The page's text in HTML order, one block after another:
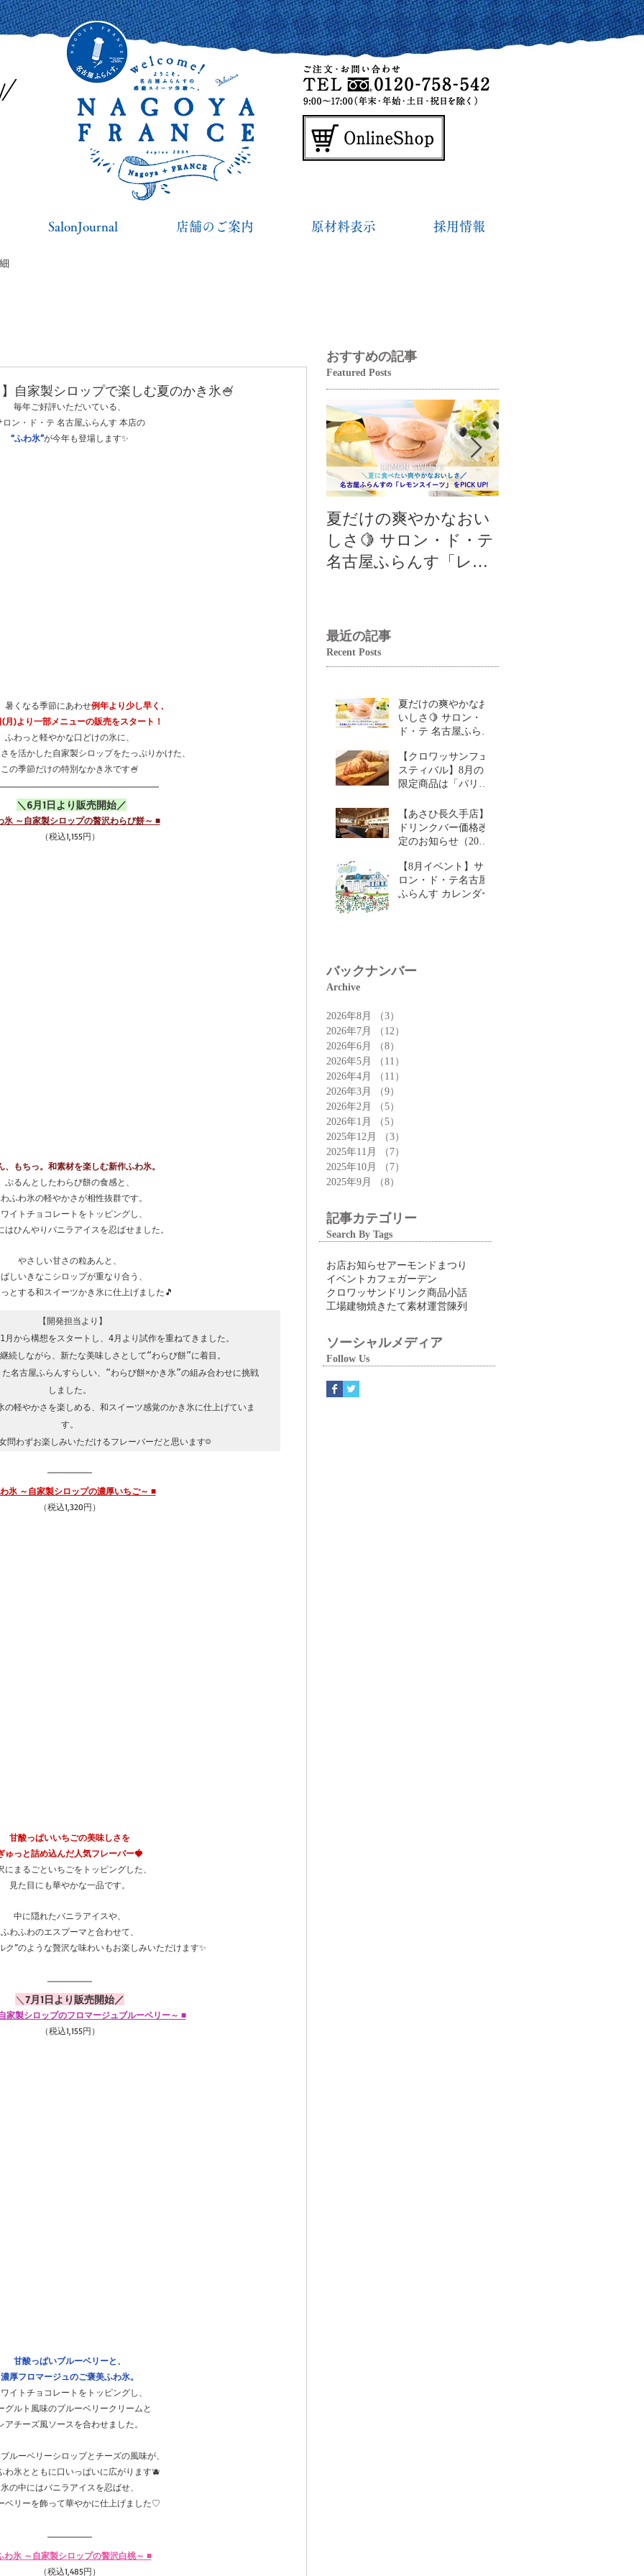
SalonJournal 店舗のご案内 原材料表示 採用情報
自家製シロップで楽しむ夏のかき氷🍧
毎年ご好評いただいている、
ロン・ド・テ 名古屋ふらんす 本店の
“ふわ氷”が今年も登場します✨
暑くなる季節にあわせ例年より少し早く、
(月)より一部メニューの販売をスタート！
ふわっと軽やかな口どけの氷に、
を活かした自家製シロップをたっぷりかけた、
この季節だけの特別なかき氷です🍧
＼6月1日より販売開始／
氷 ～自家製シロップの贅沢わらび餅～ ■
（税込1,155円）
、もちっ。和素材を楽しむ新作ふわ氷。
ぷるんとしたわらび餅の食感と、
ふわ氷の軽やかさが相性抜群です。
イトチョコレートをトッピングし、
はひんやりバニラアイスを忍ばせました。
やさしい甘さの粒あんと、
しいきなこシロップが重なり合う、
とする和スイーツかき氷に仕上げました🎵
【開発担当より】
から構想をスタートし、4月より試作を重ねてきました。
続しながら、新たな美味しさとして“わらび餅”に着目。
名古屋ふらんすらしい、“わらび餅×かき氷”の組み合わせに挑戦
しました。
の軽やかさを楽しめる、和スイーツ感覚のかき氷に仕上げていま
す。
問わずお楽しみいただけるフレーバーだと思います☺
氷 ～自家製シロップの濃厚いちご～ ■
（税込1,320円）
甘酸っぱいいちごの美味しさを
ゅっと詰め込んだ人気フレーバー🍓
にまるごといちごをトッピングした、
見た目にも華やかな一品です。
中に隠れたバニラアイスや、
ふわふわのエスプーマと合わせて、
ク”のような贅沢な味わいもお楽しみいただけます✨
＼ 7月1日より販売開始／
家製シロップのフロマージュブルーベリー～ ■
（税込1,155円）
甘酸っぱいブルーベリーと、
濃厚フロマージュのご褒美ふわ氷。
イトチョコレートをトッピングし、
グルト風味のブルーベリークリームと
アチーズ風ソースを合わせました。
ルーベリーシロップとチーズの風味が、
わ氷とともに口いっぱいに広がります🫐
氷の中にはバニラアイスを忍ばせ、
ベリーを飾って華やかに仕上げました♡
わ氷 ～自家製シロップの贅沢白桃～ ■
（税込1,485円）
おすすめの記事
Featured Posts
夏だけの爽やかなおい
しさ🍋 サロン・ド・テ
名古屋ふらんす「レモ
最近の記事
Recent Posts
夏だけの爽やかなお
いしさ🍋 サロン・
ド・テ 名古屋ふらん
特集」
【クロワッサンフェ
スティバル】8月の
限定商品は「パリパ
ン」🥐
【あさひ長久手店】
ドリンクバー価格改
定のお知らせ（2026
【8月イベント】サ
ロン・ド・テ名古屋
ふらんす カレンダー
バックナンバー
Archive
2026年8月 （3）
2026年7月
（12）
2026年6月
（8）
2026年5月
（11）
2026年4月
（11）
2026年3月
（9）
2026年2月
（5）
2026年1月
（5）
2025年12月
（3）
2025年11月
（7）
2025年10月
（7）
2025年9月
（8）
記事カテゴリー
Search By Tags
お店お知らせアーモンドまつり
イベント カフェ ガーデン
クロワッサン ドリンク商品小話
工場建物焼きたて素材運営陳列
ソーシャルメディア
Follow Us